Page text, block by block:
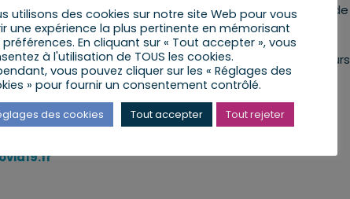
et produits ou services sanitaires, le ministère de
en B2B permettant de mettre en relation les
les fabricants de gel hydro-alcoolique et les fournisseurs
et de distribution.
également la vente en ligne d’autres produits de
utilisons des cookies sur notre site Web pour vous
une expérience la plus pertinente en mémorisant
En cliquant sur « Tout accepter », vous
à l'utilisation de TOUS les cookies.
vous pouvez cliquer sur les « Réglages des
» pour fournir un consentement contrôlé.
des cookies Tout accepter Tout rejeter